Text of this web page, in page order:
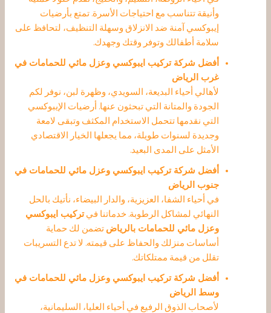
وأنيقة تتناسب مع احتياجات الأسرة. تمتع بأرضيات
إيبوكسي آمنة ضد الانزلاق وسهلة التنظيف، لتحافظ على
سلامة أطفالك وتوفر وقتك وجهدك.
أفضل شركة تركيب ايبوكسي وعزل مائي للحمامات في
غرب الرياض
لأهالي أحياء البديعة، السويدي، وظهرة لبن، نوفر لكم
الجودة والمتانة التي تبحثون عنها. أرضيات الإيبوكسي
التي نقدمها تتحمل الاستخدام المكثف وتبقى لامعة
وجديدة لسنوات طويلة، مما يجعلها الخيار الاقتصادي
الأمثل على المدى البعيد.
أفضل شركة تركيب ايبوكسي وعزل مائي للحمامات في
جنوب الرياض
في أحياء الشفا، العزيزية، والدار البيضاء، نأتيك بالحل
النهائي لمشاكل الرطوبة. خدماتنا فيتركيب ايبوكسي
وعزل مائي للحمامات بالرياض تضمن لك حماية
أساسات منزلك والحفاظ على قيمته. لا تدع التسريبات
تقلل من قيمة ممتلكاتك.
أفضل شركة تركيب ايبوكسي وعزل مائي للحمامات في
وسط الرياض
لأصحاب الذوق الرفيع في أحياء العليا، السليمانية،